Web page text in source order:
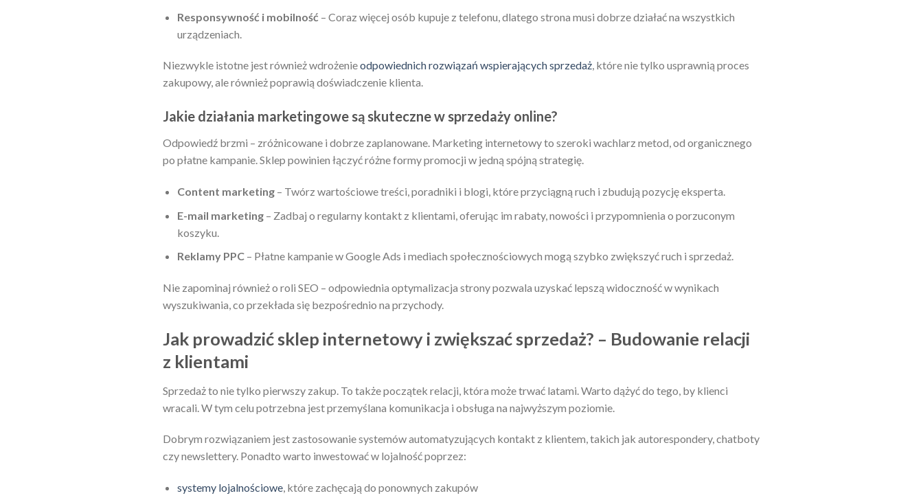
Responsywność i mobilność – Coraz więcej osób kupuje z telefonu, dlatego strona musi dobrze działać na wszystkich
urządzeniach.
Niezwykle istotne jest również wdrożenieodpowiednich rozwiązań wspierających sprzedaż, które nie tylko usprawnią proces
zakupowy, ale również poprawią doświadczenie klienta.
Jakie działania marketingowe są skuteczne w sprzedaży online?
Odpowiedź brzmi – zróżnicowane i dobrze zaplanowane. Marketing internetowy to szeroki wachlarz metod, od organicznego
po płatne kampanie. Sklep powinien łączyć różne formy promocji w jedną spójną strategię.
Content marketing– Twórz wartościowe treści, poradniki i blogi, które przyciągną ruch i zbudują pozycję eksperta.
E-mail marketing– Zadbaj o regularny kontakt z klientami, oferując im rabaty, nowości i przypomnienia o porzuconym
koszyku.
Reklamy PPC– Płatne kampanie w Google Ads i mediach społecznościowych mogą szybko zwiększyć ruch i sprzedaż.
Nie zapominaj również o roli SEO – odpowiednia optymalizacja strony pozwala uzyskać lepszą widoczność w wynikach
wyszukiwania, co przekłada się bezpośrednio na przychody.
Jak prowadzić sklep internetowy i zwiększać sprzedaż? – Budowanie relacji
z klientami
Sprzedaż to nie tylko pierwszy zakup. To także początek relacji, która może trwać latami. Warto dążyć do tego, by klienci
wracali. W tym celu potrzebna jest przemyślana komunikacja i obsługa na najwyższym poziomie.
Dobrym rozwiązaniem jest zastosowanie systemów automatyzujących kontakt z klientem, takich jak autorespondery, chatboty
czy newslettery. Ponadto warto inwestować w lojalność poprzez:
systemy lojalnościowe, które zachęcają do ponownych zakupów